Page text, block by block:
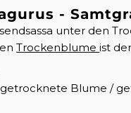
-
unter den
Trockenblumeist der
Blume /